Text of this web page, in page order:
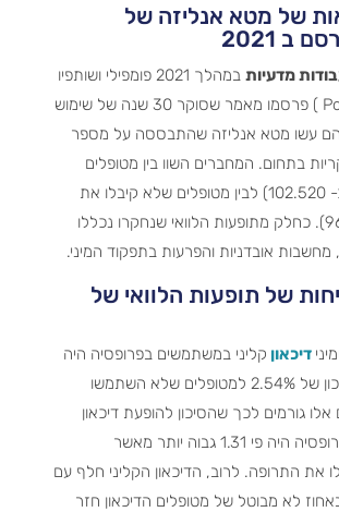
של מטא אנליזה של
2021
מדעיות
במהלך 2021 פומפילי ושותפיו
( Pompili et al 2021 ) פרסמו מאמר שסוקר 30 שנה של שימוש
הם עשו מטא אנליזה שהתבססה על מספר
בתחום. המחברים השוו בין מטופלים
שקיבלו פרופסיה (כ- 102.520) לבין מטופלים שלא קיבלו את
אובדניות והפרעות בתפקוד המיני.
של תופעות הלוואי של
דיכאון קליני במשתמשים בפרופסיה היה
3.32% לעומת הסיכון של 2.54% למטופלים שלא השתמשו
גורמים לכך שהסיכון להופעת דיכאון
אצל משתמשים בפרופסיה היה פי 1.31 גבוה יותר מאשר
את התרופה. לרוב, הדיכאון הקליני חלף עם
לא מבוטל של מטופלים הדיכאון חזר